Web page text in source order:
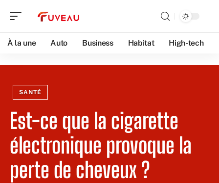
À la une Auto Business Habitat High-tech
SANTÉ
Est-ce que la cigarette
électronique provoque la
perte de cheveux ?